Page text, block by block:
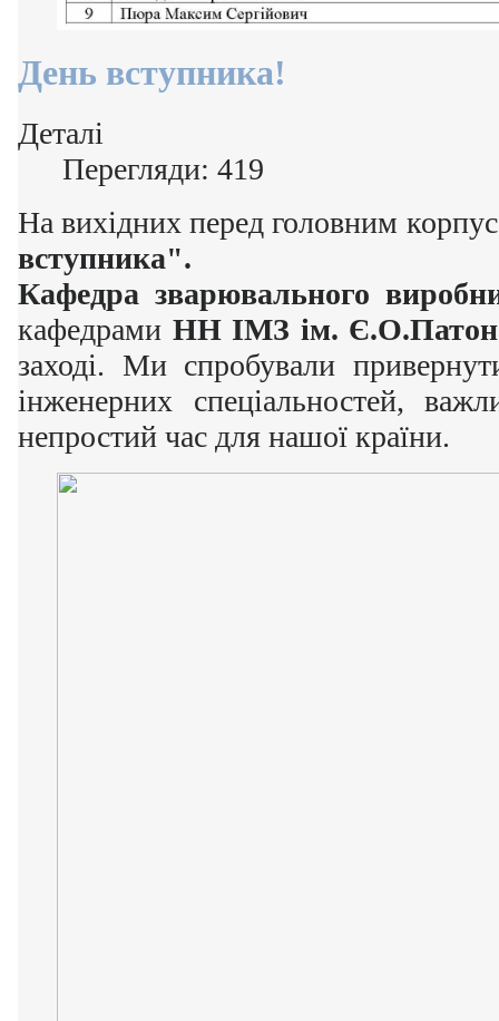
День вступника!
Деталі
Перегляди: 419
На вихідних перед головним
вступника".
Кафедра зварювального
кафедрами НН ІМЗ ім.
заході. Ми спробували
інженерних спеціальностей,
непростий час для нашої країни.